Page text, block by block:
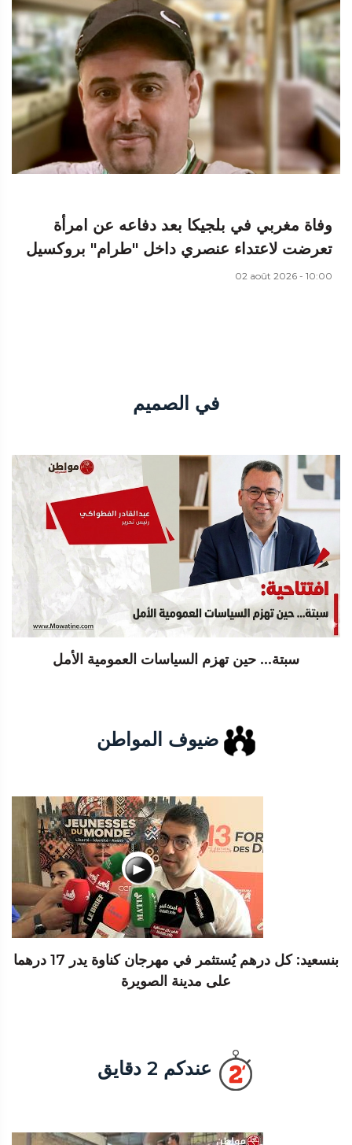
وفاة مغربي في بلجيكا بعد دفاعه عن امرأة
تعرضت لاعتداء عنصري داخل "طرام" بروكسيل
02 août 2026 - 10:00
في الصميم
سبتة... حين تهزم السياسات العمومية الأمل
ضيوف المواطن
بنسعيد: كل درهم يُستثمر في مهرجان كناوة يدر 17 درهما
على مدينة الصويرة
عندكم 2 دقايق